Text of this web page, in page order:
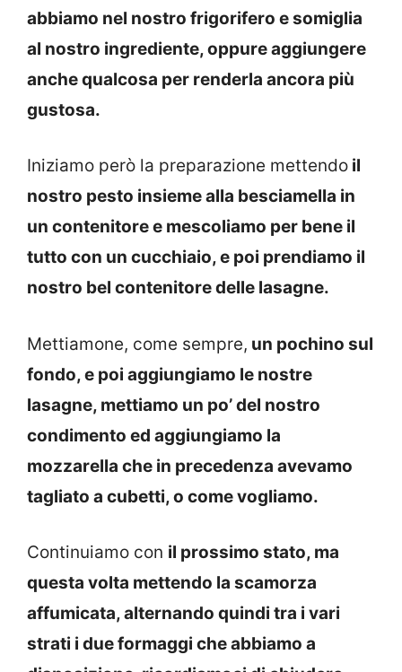
abbiamo nel nostro frigorifero e somiglia
al nostro ingrediente, oppure aggiungere
anche qualcosa per renderla ancora più
gustosa.
Iniziamo però la preparazione mettendo il
nostro pesto insieme alla besciamella in
un contenitore e mescoliamo per bene il
tutto con un cucchiaio, e poi prendiamo il
nostro bel contenitore delle lasagne.
Mettiamone, come sempre, un pochino sul
fondo, e poi aggiungiamo le nostre
lasagne, mettiamo un po’ del nostro
condimento ed aggiungiamo la
mozzarella che in precedenza avevamo
tagliato a cubetti, o come vogliamo.
Continuiamo con il prossimo stato, ma
questa volta mettendo la scamorza
affumicata, alternando quindi tra i vari
strati i due formaggi che abbiamo a